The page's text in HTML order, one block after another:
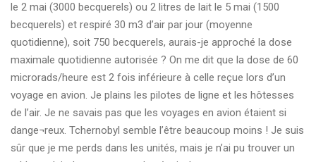
le 2 mai (3000 becquerels) ou 2 litres de lait le 5 mai (1500
becquerels) et respiré 30 m3 d’air par jour (moyenne
quotidienne), soit 750 becquerels, aurais-je approché la dose
maximale quotidienne autorisée ? On me dit que la dose de 60
microrads/heure est 2 fois inférieure à celle reçue lors d’un
voyage en avion. Je plains les pilotes de ligne et les hôtesses
de l’air. Je ne savais pas que les voyages en avion étaient si
dange¬reux. Tchernobyl semble l’être beaucoup moins ! Je suis
sûr que je me perds dans les unités, mais je n’ai pu trouver un